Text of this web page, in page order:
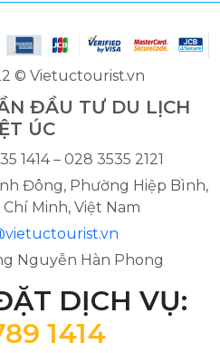
© Vietuctourist.vn
ĐẦU TƯ DU LỊCH
ÚC
1414 – 028 3535 2121
Đông, Phường Hiệp Bình,
Minh, Việt Nam
Nguyễn Hàn Phong
DỊCH VỤ:
1414